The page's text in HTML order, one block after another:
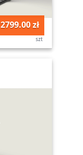
2799.00 zł
szt